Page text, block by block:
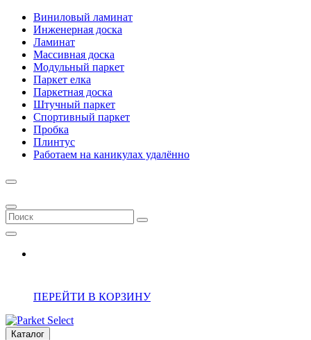
Виниловый ламинат
Инженерная доска
Ламинат
Массивная доска
Модульный паркет
Паркет елка
Паркетная доска
Штучный паркет
Спортивный паркет
Пробка
Плинтус
Работаем на каникулах удалённо
ПЕРЕЙТИ В КОРЗИНУ
Каталог